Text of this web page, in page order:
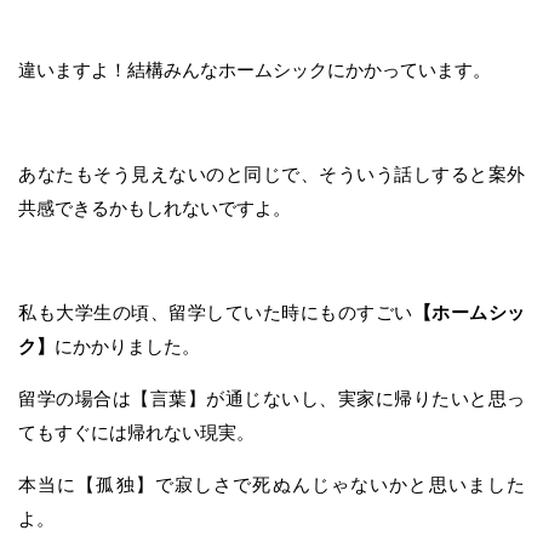
違いますよ！結構みんなホームシックにかかっています。
あなたもそう見えないのと同じで、そういう話しすると案外
共感できるかもしれないですよ。
私も大学生の頃、留学していた時にものすごい 【ホームシッ
ク】 にかかりました。
留学の場合は【言葉】が通じないし、実家に帰りたいと思っ
てもすぐには帰れない現実。
本当に【孤独】で寂しさで死ぬんじゃないかと思いました
よ。